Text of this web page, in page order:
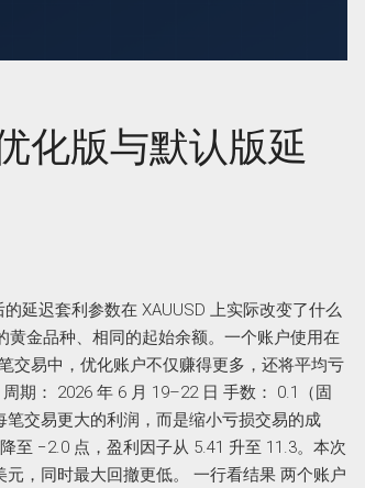
化版与默认版延
的延迟套利参数在 XAUUSD 上实际改变了什么
金品种、相同的起始余额。一个账户使用在
交易中，优化账户不仅赚得更多，还将平均亏
期： 2026 年 6 月 19–22 日 手数： 0.1（固
交易更大的利润，而是缩小亏损交易的成
至 −2.0 点，盈利因子从 5.41 升至 11.3。本次
，同时最大回撤更低。 一行看结果 两个账户